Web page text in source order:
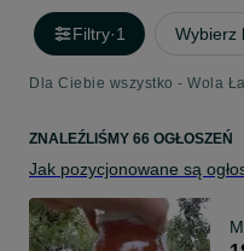
Filtry·1 Wybierz
Dla Ciebie wszystko - Wola
ZNALEŹLIŚMY 66 OGŁOSZEŃ
Jak pozycjonowane są